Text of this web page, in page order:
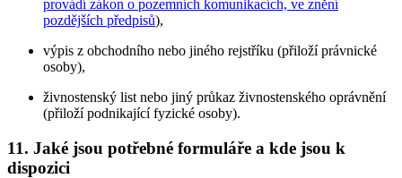
provádí zákon o pozemních komunikacích, ve znění
pozdějších předpisů),
výpis z obchodního nebo jiného rejstříku (přiloží právnické
osoby),
živnostenský list nebo jiný průkaz živnostenského oprávnění
(přiloží podnikající fyzické osoby).
11. Jaké jsou potřebné formuláře a kde jsou k
dispozici